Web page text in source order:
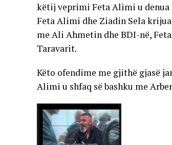
këtij veprimi Feta Alimi u denua
Feta Alimi dhe Ziadin Sela
me Ali Ahmetin dhe BDI-në,
Taravarit.
Këto ofendime me gjithë gjasë
Alimi u shfaq së bashku me